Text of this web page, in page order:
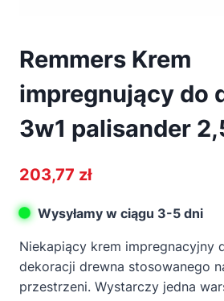
Remmers Krem
impregnujący do
3w1 palisander
203,77 zł
Wysyłamy w ciągu 3-5 dni
Niekapiący krem impregnacyjny
dekoracji drewna stosowanego
przestrzeni. Wystarczy jedna